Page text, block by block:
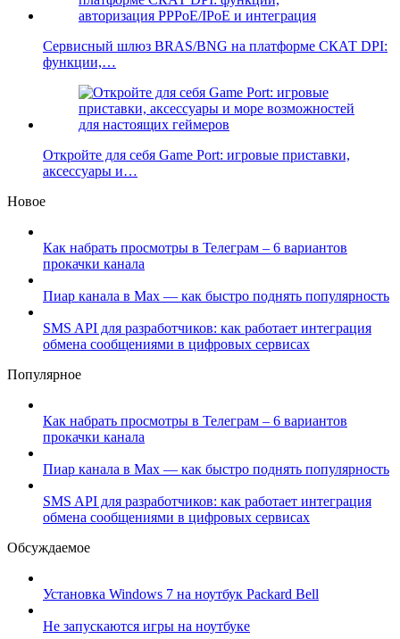
Сервисный шлюз BRAS/BNG на платформе СКАТ DPI:
функции,…
Откройте для себя Game Port: игровые приставки,
аксессуары и…
Новое
Как набрать просмотры в Телеграм – 6 вариантов
прокачки канала
Пиар канала в Max — как быстро поднять популярность
SMS API для разработчиков: как работает интеграция
обмена сообщениями в цифровых сервисах
Популярное
Как набрать просмотры в Телеграм – 6 вариантов
прокачки канала
Пиар канала в Max — как быстро поднять популярность
SMS API для разработчиков: как работает интеграция
обмена сообщениями в цифровых сервисах
Обсуждаемое
Установка Windows 7 на ноутбук Packard Bell
Не запускаются игры на ноутбуке